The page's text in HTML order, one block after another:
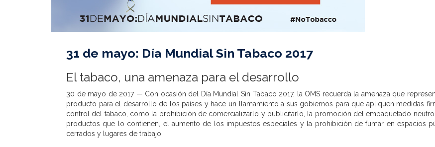
31 de mayo: Día Mundial Sin Tabaco 2017
El tabaco, una amenaza para el desarrollo
30 de mayo de 2017 — Con ocasión del Día Mundial Sin Tabaco 2017, la OMS recuerda la amenaza que
producto para el desarrollo de los países y hace un llamamiento a sus gobiernos para que apliquen medidas
control del tabaco, como la prohibición de comercializarlo y publicitarlo, la promoción del empaquetado
productos que lo contienen, el aumento de los impuestos especiales y la prohibición de fumar en espacios
cerrados y lugares de trabajo.